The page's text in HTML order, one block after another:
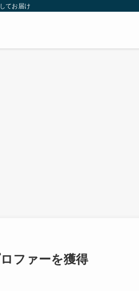
てお届け
ファーを獲得